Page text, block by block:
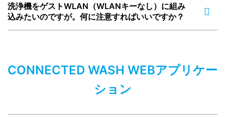
洗浄機をゲストWLAN（WLANキーなし）に組み
込みたいのですが。何に注意すればいいですか？
CONNECTED WASH WEBアプリケー
ション